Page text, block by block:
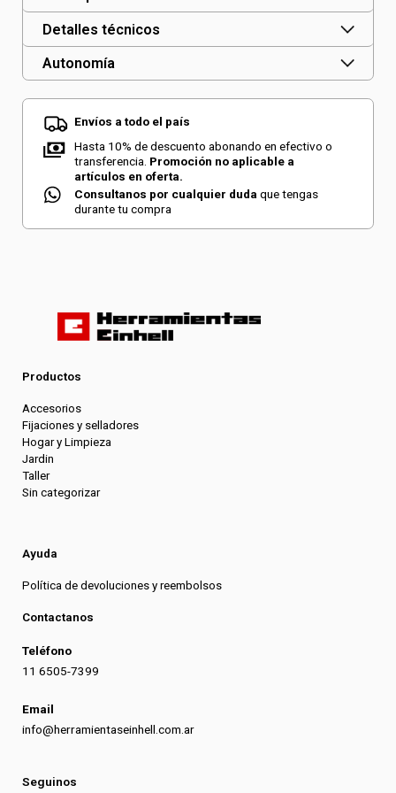
BL
Solo
Detalles técnicos
Autonomía
Envíos a todo el país
Hasta 10% de descuento abonando en efectivo o
transferencia. Promoción no aplicable a
artículos en oferta.
Consultanos por cualquier duda que tengas
durante tu compra
Productos
Accesorios
Fijaciones y selladores
Hogar y Limpieza
Jardin
Taller
Sin categorizar
Ayuda
Política de devoluciones y reembolsos
Contactanos
Teléfono
11 6505-7399
Email
info@herramientaseinhell.com.ar
Seguinos